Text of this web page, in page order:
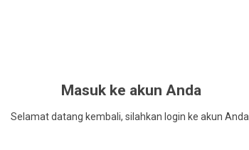
Masuk ke akun Anda
Selamat datang kembali, silahkan login ke akun Anda.